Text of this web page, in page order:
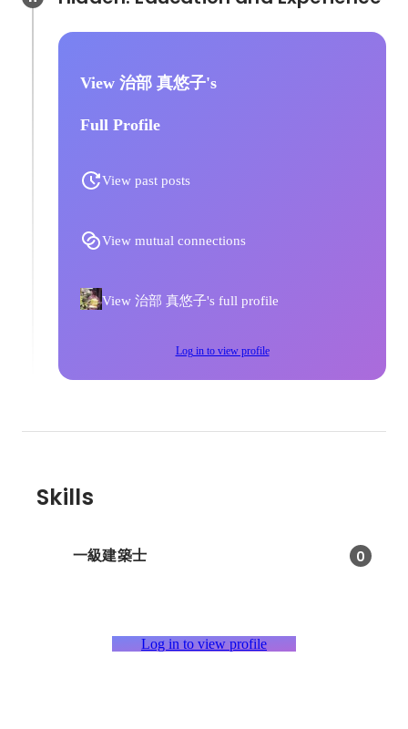
View 治部 真悠子's
Full Profile
View past posts
View mutual connections
View 治部 真悠子's full profile
Log in to view profile
Skills
一級建築士 0
Log in to view profile